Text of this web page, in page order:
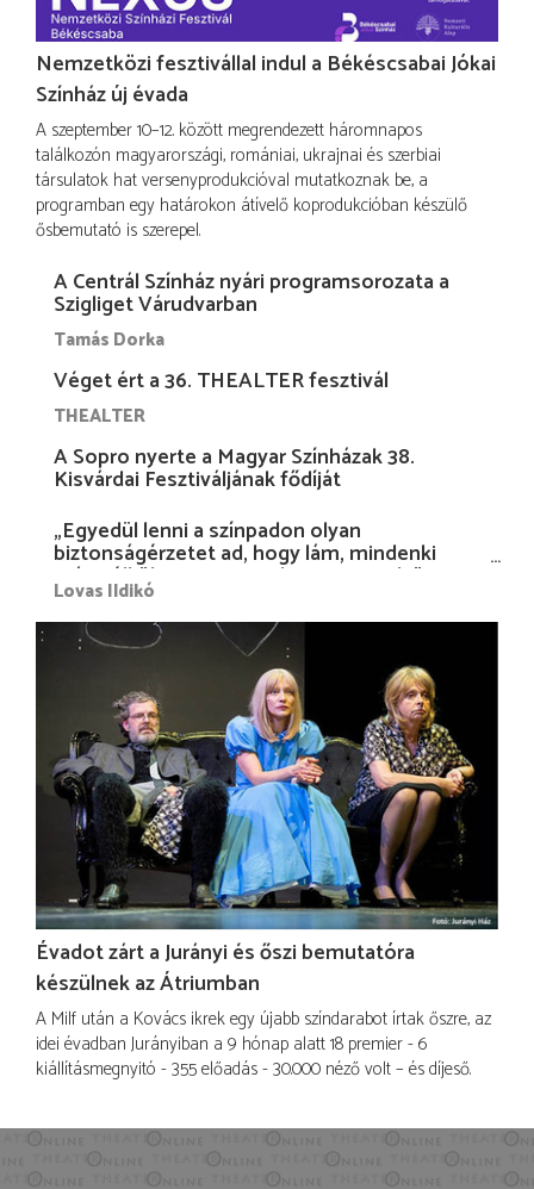
Nemzetközi fesztivállal indul a Békéscsabai Jókai
Színház új évada
A szeptember 10–12. között megrendezett háromnapos
találkozón magyarországi, romániai, ukrajnai és szerbiai
társulatok hat versenyprodukcióval mutatkoznak be, a
programban egy határokon átívelő koprodukcióban készülő
ősbemutató is szerepel.
A Centrál Színház nyári programsorozata a
Szigliget Várudvarban
Tamás Dorka
Véget ért a 36. THEALTER fesztivál
THEALTER
A Sopro nyerte a Magyar Színházak 38.
Kisvárdai Fesztiváljának fődíját
„Egyedül lenni a színpadon olyan
biztonságérzetet ad, hogy lám, mindenki
más nélkül is megvagyok magammal…”
Lovas Ildikó
Évadot zárt a Jurányi és őszi bemutatóra
készülnek az Átriumban
A Milf után a Kovács ikrek egy újabb színdarabot írtak őszre, az
idei évadban Jurányiban a 9 hónap alatt 18 premier - 6
kiállításmegnyitó - 355 előadás - 30.000 néző volt – és díjeső.